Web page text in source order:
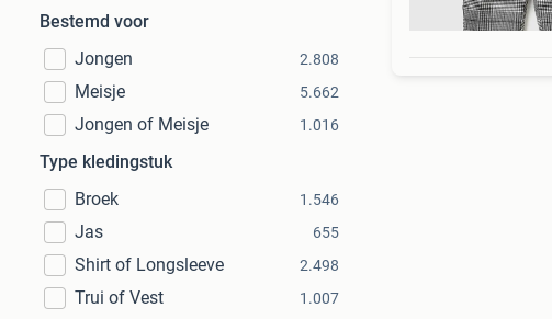
Bestemd voor
Jongen
2.808
Meisje 5.662
Jongen of Meisje 1.016
Type kledingstuk
Broek
1.546
Jas 655
Shirt of Longsleeve 2.498
Trui of Vest 1.007